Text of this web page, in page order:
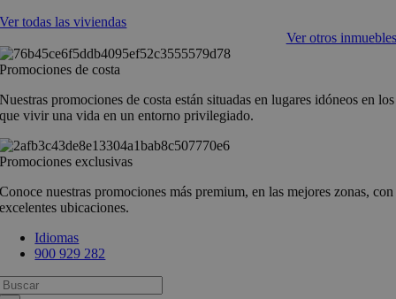
Ver todas las viviendas
Ver otros inmuebles
Promociones de costa
Nuestras promociones de costa están situadas en lugares idóneos en los
que vivir una vida en un entorno privilegiado.
Promociones exclusivas
Conoce nuestras promociones más premium, en las mejores zonas, con
excelentes ubicaciones.
Idiomas
900 929 282